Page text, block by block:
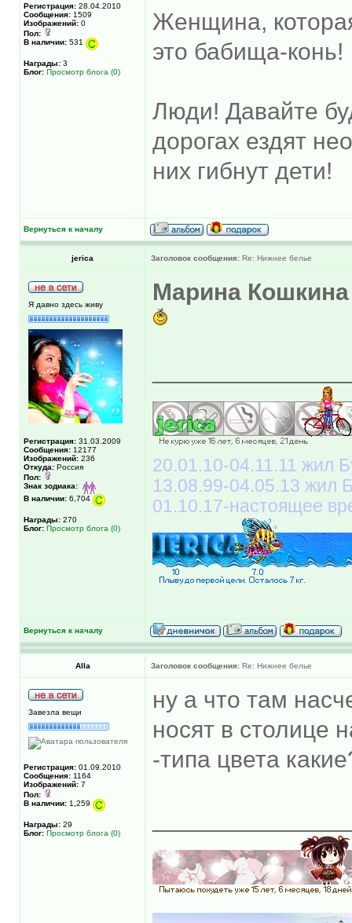
Регистрация: 28.04.2010
Сообщения: 1509
Изображений: 0
Пол:
В наличии: 531
Награды: 3
Блог: Просмотр блога (0)
Женщина,
это бабища-конь!
Люди! Давайте
дорогах ездят
них гибнут дети!
Вернуться к началу
jerica Заголовок сообщения: Re: Нижнее белье
Я давно здесь живу
Регистрация: 31.03.2009
Сообщения: 12177
Изображений: 236
Откуда: Россия
Пол:
Знак зодиака:
В наличии: 6,704
Награды: 270
Блог: Просмотр блога (0)
Марина Кошкина
20.01.10-04.11.11 жил
13.08.99-04.05.13 жил
01.10.17-настоящее
Вернуться к началу
Alla Заголовок сообщения: Re: Нижнее белье
Завезла вещи
Регистрация: 01.09.2010
Сообщения: 1164
Изображений: 7
Пол:
В наличии: 1,259
Награды: 29
Блог: Просмотр блога (0)
ну а что там
носят в столице
-типа цвета